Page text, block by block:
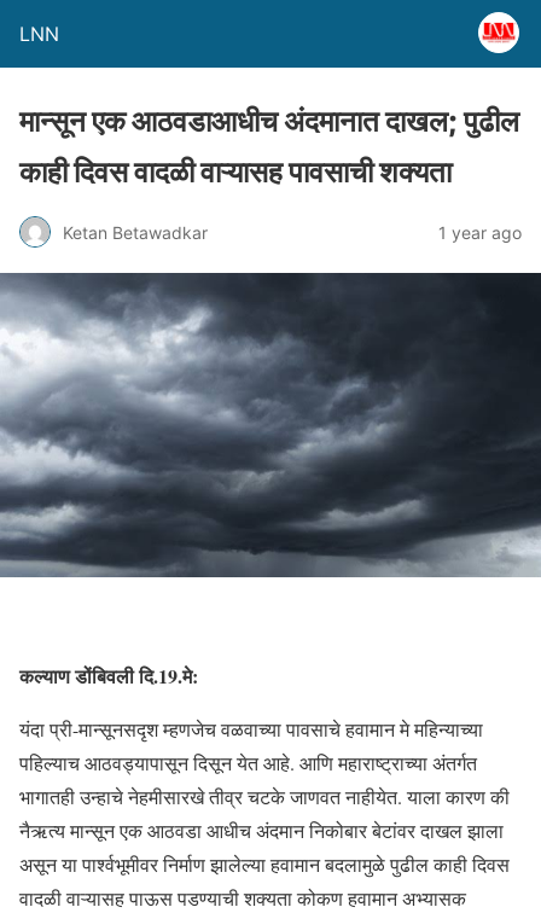
LNN
मान्सून एक आठवडाआधीच अंदमानात दाखल; पुढील
काही दिवस वादळी वाऱ्यासह पावसाची शक्यता
Ketan Betawadkar 1 year ago
कल्याण डोंबिवली दि.19.मे:
यंदा प्री-मान्सूनसदृश म्हणजेच वळवाच्या पावसाचे हवामान मे महिन्याच्या
पहिल्याच आठवड्यापासून दिसून येत आहे. आणि महाराष्ट्राच्या अंतर्गत
भागातही उन्हाचे नेहमीसारखे तीव्र चटके जाणवत नाहीयेत. याला कारण की
नैऋत्य मान्सून एक आठवडा आधीच अंदमान निकोबार बेटांवर दाखल झाला
असून या पार्श्वभूमीवर निर्माण झालेल्या हवामान बदलामुळे पुढील काही दिवस
वादळी वाऱ्यासह पाऊस पडण्याची शक्यता कोकण हवामान अभ्यासक